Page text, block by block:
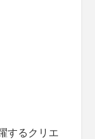
するクリエ